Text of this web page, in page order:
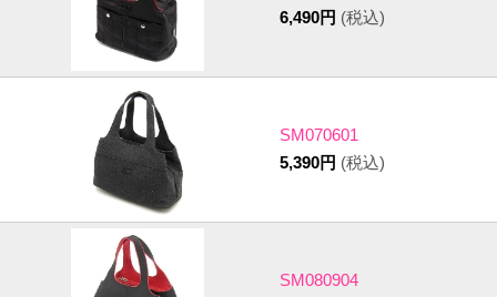
6,490円 (税込)
SM070601
5,390円 (税込)
SM080904